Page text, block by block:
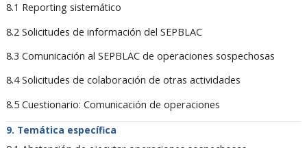
8.1 Reporting sistemático
8.2 Solicitudes de información del SEPBLAC
8.3 Comunicación al SEPBLAC de operaciones sospechosas
8.4 Solicitudes de colaboración de otras actividades
8.5 Cuestionario: Comunicación de operaciones
Temática específica